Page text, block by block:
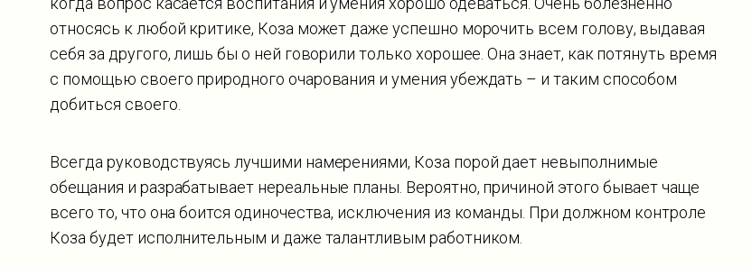
относясь к любой критике, Коза может даже успешно морочить всем голову, выдавая
себя за другого, лишь бы о ней говорили только хорошее. Она знает, как потянуть время
с помощью своего природного очарования и умения убеждать – и таким способом
добиться своего.
Всегда руководствуясь лучшими намерениями, Коза порой дает невыполнимые
обещания и разрабатывает нереальные планы. Вероятно, причиной этого бывает чаще
всего то, что она боится одиночества, исключения из команды. При должном контроле
Коза будет исполнительным и даже талантливым работником.